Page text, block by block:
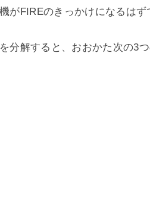
がFIREのきっかけになるはず
分解すると、おおかた次の3